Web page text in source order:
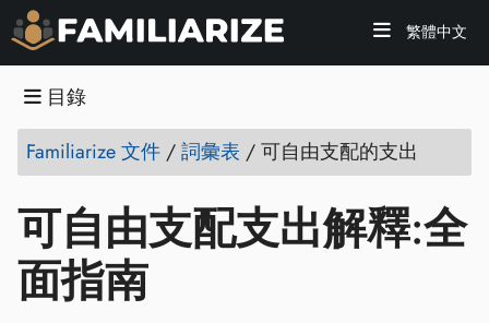
繁體中文
目錄
Familiarize 文件 /詞彙表 /可自由支配的支出
可自由支配支出解釋:全
面指南